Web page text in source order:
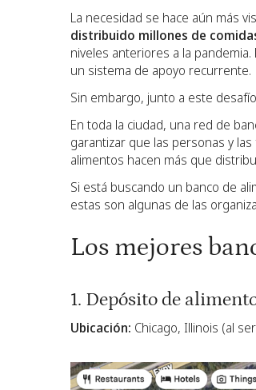
La necesidad se hace aún más
distribuido millones de
niveles anteriores a la
un sistema de apoyo recurrente.
Sin embargo, junto a este
En toda la ciudad, una red de
garantizar que las personas y
alimentos hacen más que
Si está buscando un banco de
estas son algunas de las
Los mejores
1. Depósito de
Ubicación: Chicago, Illinois (al